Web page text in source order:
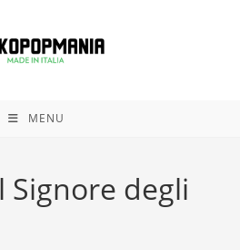
MENU
Signore degli